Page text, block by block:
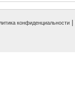
конфиденциальности